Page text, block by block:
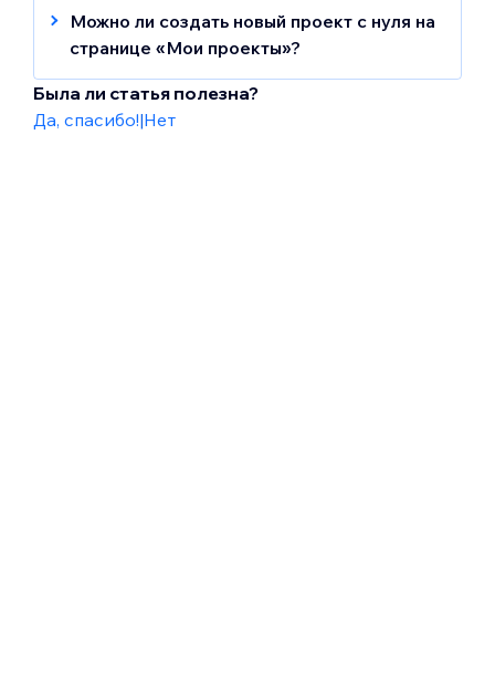
восстановить.
Можно ли создать новый проект с нуля на
странице «Мои проекты»?
Да, чтобы создать новый проект в
браузере на компьютере, нажмите
Создать новый проект
Была ли статья полезна?
Да, спасибо!|Нет